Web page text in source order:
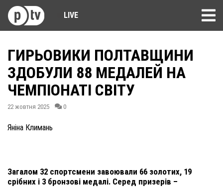
LIVE
ГИРЬОВИКИ ПОЛТАВЩИНИ
ЗДОБУЛИ 88 МЕДАЛЕЙ НА
ЧЕМПІОНАТІ СВІТУ
22 жовтня 2025 0
Яніна Климань
Загалом 32 спортсмени завоювали 66 золотих, 19
срібних і 3 бронзові медалі. Серед призерів –